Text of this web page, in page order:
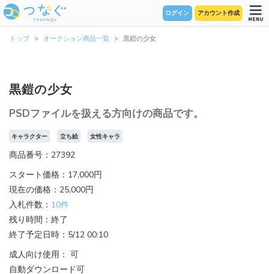
ログイン アカウント作成
トップ オークション商品一覧 黒鎧の少女
黒鎧の少女
PSDファイルを扱える方向けの商品です。
キャラクター 立ち絵 女性キャラ
商品番号：27392
スタート価格：17,000円
現在の価格：25,000円
入札件数： 10件
残り時間：終了
終了予定日時：5/12 00:10
成人向け使用： 可
自動ダウンロード可